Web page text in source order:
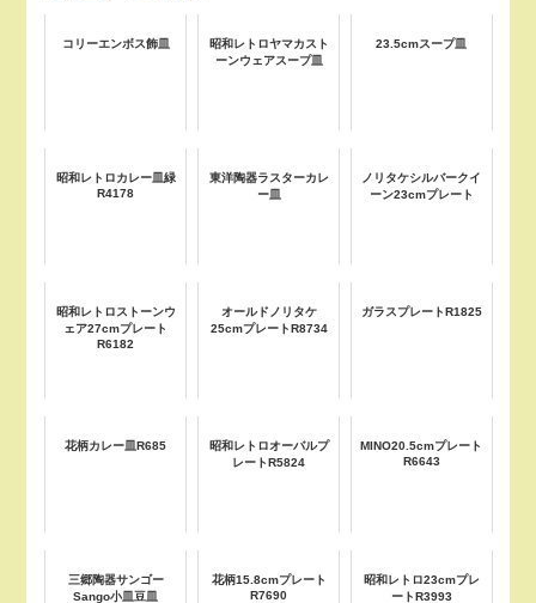
コリーエンボス飾皿
昭和レトロヤマカスト
ーンウェアスープ皿
23.5cmスープ皿
昭和レトロカレー皿緑
R4178
東洋陶器ラスターカレ
ー皿
ノリタケシルバークイ
ーン23cmプレート
昭和レトロストーンウ
ェア27cmプレート
R6182
オールドノリタケ
25cmプレートR8734
ガラスプレートR1825
花柄カレー皿R685
昭和レトロオーバルプ
レートR5824
MINO20.5cmプレート
R6643
三郷陶器サンゴー
Sango小皿豆皿
花柄15.8cmプレート
R7690
昭和レトロ23cmプレ
ートR3993